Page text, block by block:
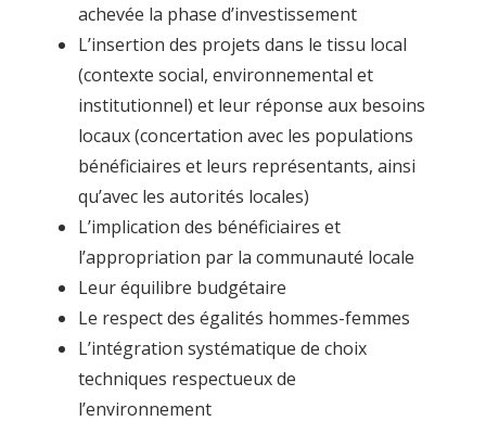
achevée la phase d’investissement
L’insertion des projets dans le tissu local
(contexte social, environnemental et
institutionnel) et leur réponse aux besoins
locaux (concertation avec les populations
bénéficiaires et leurs représentants, ainsi
qu’avec les autorités locales)
L’implication des bénéficiaires et
l’appropriation par la communauté locale
Leur équilibre budgétaire
Le respect des égalités hommes-femmes
L’intégration systématique de choix
techniques respectueux de
l’environnement